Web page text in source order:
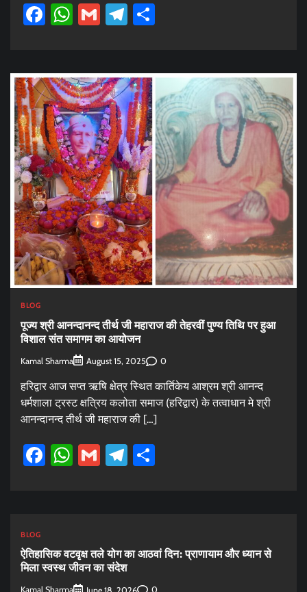
Facebook
WhatsApp
GmailTelegram
BLOG
पूज्य श्री आनन्दानन्द तीर्थ जी महाराज की तेहरवीं पुण्य तिथि पर हुआ
विशाल संत समागम का आयोजन
Kamal Sharma August 15, 2025 0
हरिद्वार आज सप्त ऋषि क्षेत्र स्थित कार्तिकेय आश्रम श्री आनन्द
धर्मशाला ट्रस्ट क्षत्रिय कलोता समाज (हरिद्वार) के तत्वाधान मे श्री
आनन्दानन्द तीर्थ जी महाराज की […]
Facebook
WhatsApp
GmailTelegram
BLOG
ऐतिहासिक वटवृक्ष तले योग का आठवां दिन: प्राणायाम और ध्यान से
मिला स्वस्थ जीवन का संदेश
Kamal Sharma 0